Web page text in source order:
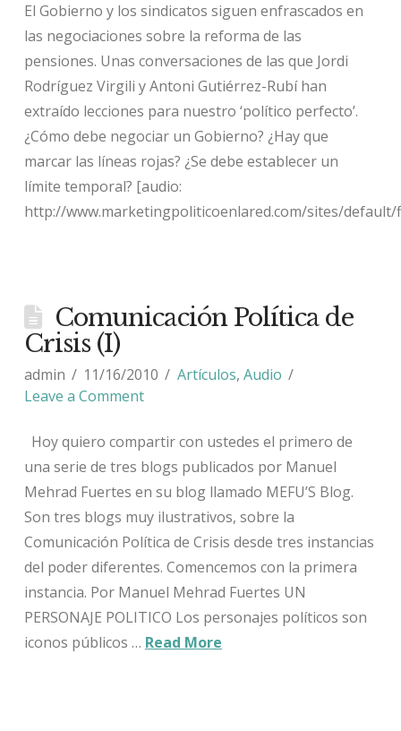
El Gobierno y los sindicatos siguen enfrascados en
las negociaciones sobre la reforma de las
pensiones. Unas conversaciones de las que Jordi
Rodríguez Virgili y Antoni Gutiérrez-Rubí han
extraído lecciones para nuestro ‘político perfecto’.
¿Cómo debe negociar un Gobierno? ¿Hay que
marcar las líneas rojas? ¿Se debe establecer un
límite temporal? [audio:
http://www.marketingpoliticoenlared.com/sites/
Comunicación Política de
Crisis (I)
admin 11/16/2010 Artículos, Audio
Leave a Comment
Hoy quiero compartir con ustedes el primero de
una serie de tres blogs publicados por Manuel
Mehrad Fuertes en su blog llamado MEFU’S Blog.
Son tres blogs muy ilustrativos, sobre la
Comunicación Política de Crisis desde tres instancias
del poder diferentes. Comencemos con la primera
instancia. Por Manuel Mehrad Fuertes UN
PERSONAJE POLITICO Los personajes políticos son
iconos públicos … Read More